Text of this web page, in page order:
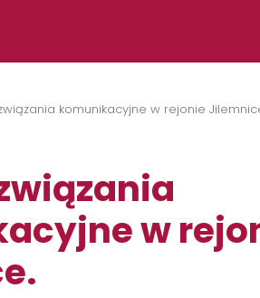
komunikacyjne w rejonie
w